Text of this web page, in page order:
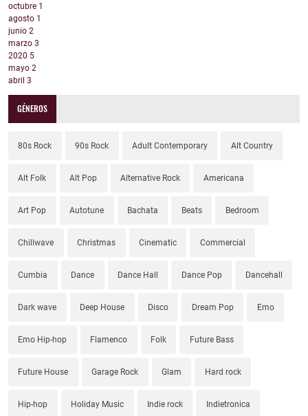
octubre 1
agosto 1
junio 2
marzo 3
2020 5
mayo 2
abril 3
GÉNEROS
80s Rock 90s Rock Adult Contemporary Alt Country
Alt Folk Alt Pop Alternative Rock Americana
Art Pop Autotune Bachata Beats Bedroom
Chillwave Christmas Cinematic Commercial
Cumbia Dance Dance Hall Dance Pop Dancehall
Dark wave Deep House Disco Dream Pop Emo
Emo Hip-hop Flamenco Folk Future Bass
Future House Garage Rock Glam Hard rock
Hip-hop Holiday Music Indie rock Indietronica